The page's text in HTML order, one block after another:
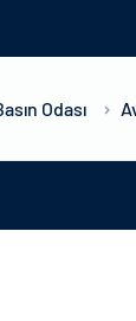
Odası